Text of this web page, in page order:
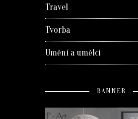
Travel
Tvorba
Umění a umělci
BANNER